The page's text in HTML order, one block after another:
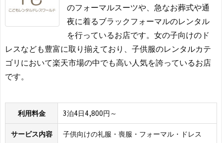
のフォーマルスーツや、急なお葬式や通
夜に着るブラックフォーマルのレンタル
を行っているお店です。女の子向けのド
レスなども豊富に取り揃えており、子供服のレンタルカテ
ゴリにおいて楽天市場の中でも高い人気を誇っているお店
です。
利用料金 3泊4日4,800円～
サービス内容 子供向けの礼服・喪服・フォーマル・ドレス